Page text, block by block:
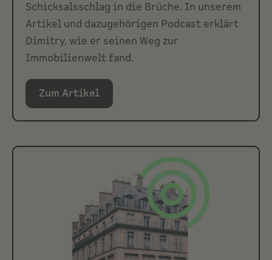
Schicksalsschlag in die Brüche. In unserem
Artikel und dazugehörigen Podcast erklärt
Dimitry, wie er seinen Weg zur
Immobilienwelt fand.
Zum Artikel